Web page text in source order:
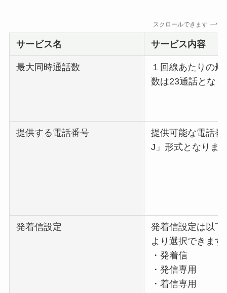
スクロールできます
サービス名 サービス内容
最大同時通話数
１回線あたりの
数は23通話とな
提供する電話番号
提供可能な電話番
J」形式となりま
発着信設定
発着信設定は以下
より選択できます
・発着信
・発信専用
・着信専用